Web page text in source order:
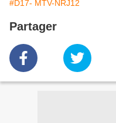
#D17- MTV-NRJ12
Partager